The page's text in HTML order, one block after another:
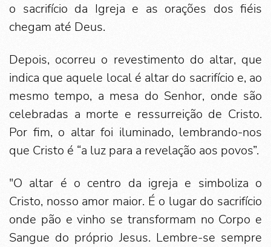
o sacrifício da Igreja e as orações dos fiéis
chegam até Deus.
Depois, ocorreu o revestimento do altar, que
indica que aquele local é altar do sacrifício e, ao
mesmo tempo, a mesa do Senhor, onde são
celebradas a morte e ressurreição de Cristo.
Por fim, o altar foi iluminado, lembrando-nos
que Cristo é “a luz para a revelação aos povos”.
"O altar é o centro da igreja e simboliza o
Cristo, nosso amor maior. É o lugar do sacrifício
onde pão e vinho se transformam no Corpo e
Sangue do próprio Jesus. Lembre-se sempre